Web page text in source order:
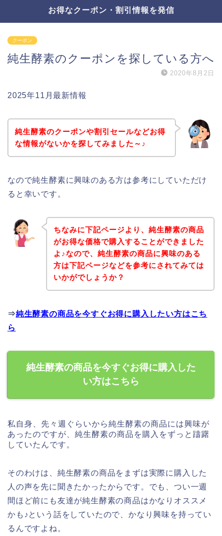
お得なクーポン・割引情報を発信
クーポン
純生酵素のクーポンを探している方へ
2020年8月2日
2025年11月最新情報
純生酵素のクーポンや割引セールなどお得
な情報がないかを探してみました～♪
なので純生酵素に興味のある方は参考にしていただけ
ると幸いです。
ちなみに下記ページより、純生酵素の商品
がお得な価格で購入することができました
よ♪なので、純生酵素の商品に興味のある
方は下記ページなどを参考にされてみては
いかがでしょうか？
⇒純生酵素の商品を今すぐお得に購入したい方はこち
ら
純生酵素の商品を今すぐお得に購入した
い方はこちら
私自身、先々週ぐらいから純生酵素の商品には興味が
あったのですが、純生酵素の商品を購入をずっと躊躇
していたんです。
そのわけは、純生酵素の商品をまずは実際に購入した
人の声を先に聞きたかったからです。でも、つい一週
間ほど前にも友達が純生酵素の商品はかなりオススメ
かも♪という話をしていたので、かなり興味を持ってい
るんですよね。